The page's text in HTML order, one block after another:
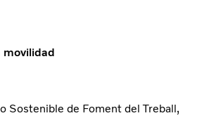
movilidad
Sostenible de Foment del Treball,